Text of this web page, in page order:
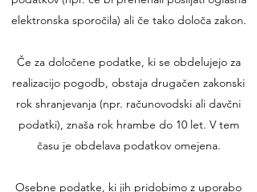
elektronska sporočila) ali če tako določa zakon.
Če za določene podatke, ki se obdelujejo za
realizacijo pogodb, obstaja drugačen zakonski
rok shranjevanja (npr. računovodski ali davčni
podatki), znaša rok hrambe do 10 let. V tem
času je obdelava podatkov omejena.
Osebne podatke, ki jih pridobimo z uporabo